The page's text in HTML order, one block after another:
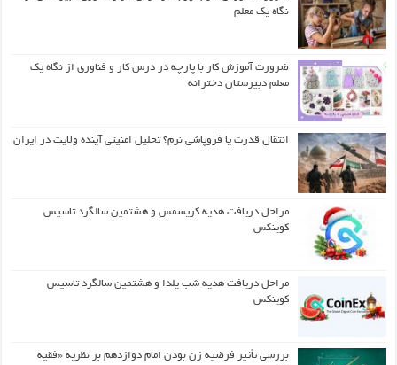
نگاه یک معلم
ضرورت آموزش کار با پارچه در درس کار و فناوری از نگاه یک
معلم دبیرستان دخترانه
انتقال قدرت یا فروپاشی نرم؟ تحلیل امنیتی آینده ولایت در ایران
مراحل دریافت هدیه کریسمس و هشتمین سالگرد تاسیس
کوینکس
مراحل دریافت هدیه شب یلدا و هشتمین سالگرد تاسیس
کوینکس
بررسی تأثیر فرضیه زن بودن امام دوازدهم بر نظریه «فقیه